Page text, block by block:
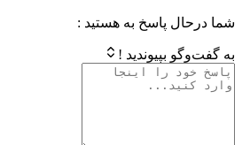
پاسخ به هستید :
!